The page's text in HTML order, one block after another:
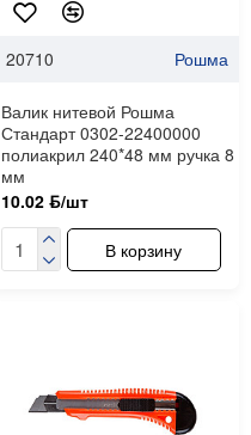
20710 Рошма
Валик нитевой Рошма
Стандарт 0302-22400000
полиакрил 240*48 мм ручка 8
мм
10.02 ƃ/шт
В корзину